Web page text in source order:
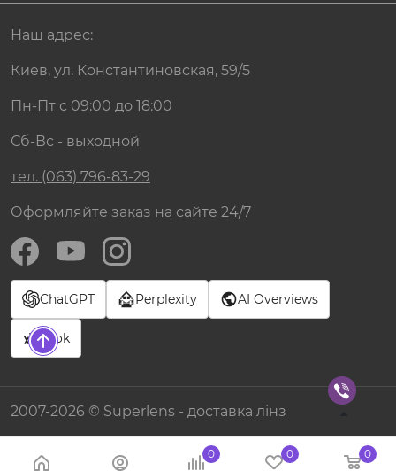
Наш адрес:
Киев, ул. Константиновская, 59/5
Пн-Пт с 09:00 до 18:00
Сб-Вс - выходной
тел. (063) 796-83-29
Оформляйте заказ на сайте 24/7
ChatGPT Perplexity AI Overviews
Grok
2007-2026 © Superlens - доставка лінз
0 0 0